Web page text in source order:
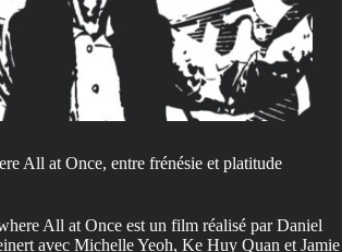
All at Once, entre frénésie et platitude
All at Once est un film réalisé par Daniel
avec Michelle Yeoh, Ke Huy Quan et Jamie